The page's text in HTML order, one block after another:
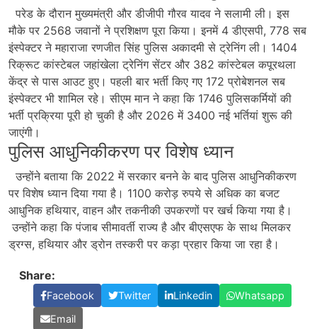
परेड के दौरान मुख्यमंत्री और डीजीपी गौरव यादव ने सलामी ली। इस
मौके पर 2568 जवानों ने प्रशिक्षण पूरा किया। इनमें 4 डीएसपी, 778 सब
इंस्पेक्टर ने महाराजा रणजीत सिंह पुलिस अकादमी से ट्रेनिंग ली। 1404
रिक्रूट कांस्टेबल जहांखेला ट्रेनिंग सेंटर और 382 कांस्टेबल कपूरथला
केंद्र से पास आउट हुए। पहली बार भर्ती किए गए 172 प्रोबेशनल सब
इंस्पेक्टर भी शामिल रहे। सीएम मान ने कहा कि 1746 पुलिसकर्मियों की
भर्ती प्रक्रिया पूरी हो चुकी है और 2026 में 3400 नई भर्तियां शुरू की
जाएंगी।
पुलिस आधुनिकीकरण पर विशेष ध्यान
उन्होंने बताया कि 2022 में सरकार बनने के बाद पुलिस आधुनिकीकरण
पर विशेष ध्यान दिया गया है। 1100 करोड़ रुपये से अधिक का बजट
आधुनिक हथियार, वाहन और तकनीकी उपकरणों पर खर्च किया गया है।
उन्होंने कहा कि पंजाब सीमावर्ती राज्य है और बीएसएफ के साथ मिलकर
ड्रग्स, हथियार और ड्रोन तस्करी पर कड़ा प्रहार किया जा रहा है।
Share:
Facebook Twitter Linkedin
Whatsapp
Email